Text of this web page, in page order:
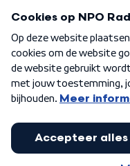
Algemene voorwaarden